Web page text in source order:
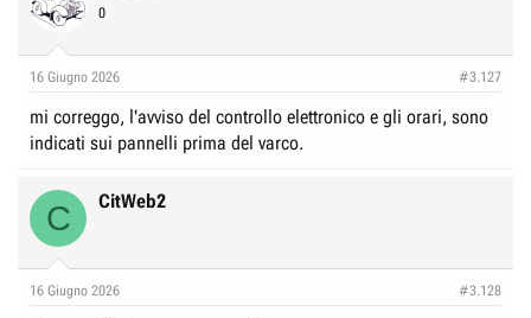
0
16 Giugno 2026 #3.127
mi correggo, l'avviso del controllo elettronico e gli orari, sono
indicati sui pannelli prima del varco.
C CitWeb2
16 Giugno 2026 #3.128